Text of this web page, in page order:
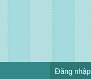
Đăng nhập